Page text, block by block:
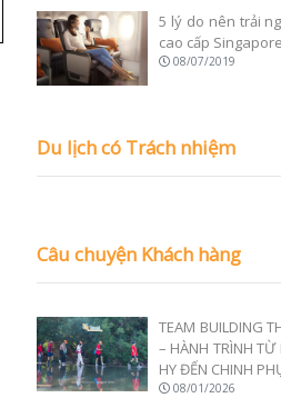
5 lý do nên trải
cao cấp
08/07/2019
Du lịch có Trách nhiệm
Câu chuyện Khách hàng
TEAM BUILDING
– HÀNH TRÌNH
HY ĐẾN CHINH
08/01/2026